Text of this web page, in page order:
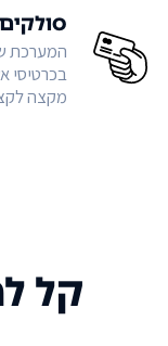
המערכת
מקצה
קל